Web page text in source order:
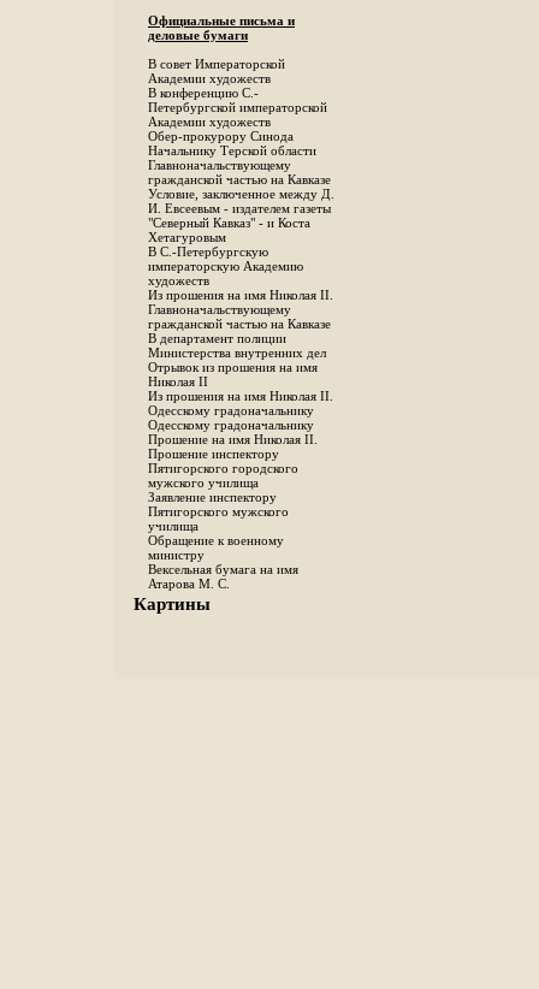
Официальные письма и
деловые бумаги
В совет Императорской
Академии художеств
В конференцию С.-
Петербургской императорской
Академии художеств
Обер-прокурору Синода
Начальнику Терской области
Главноначальствующему
гражданской частью на Кавказе
Условие, заключенное между Д.
И. Евсеевым - издателем газеты
"Северный Кавказ" - и Коста
Хетагуровым
В С.-Петербургскую
императорскую Академию
художеств
Из прошения на имя Николая II.
Главноначальствующему
гражданской частью на Кавказе
В департамент полиции
Министерства внутренних дел
Отрывок из прошения на имя
Николая II
Из прошения на имя Николая II.
Одесскому градоначальнику
Одесскому градоначальнику
Прошение на имя Николая II.
Прошение инспектору
Пятигорского городского
мужского училища
Заявление инспектору
Пятигорского мужского
училища
Обращение к военному
министру
Вексельная бумага на имя
Атарова М. С.
Картины